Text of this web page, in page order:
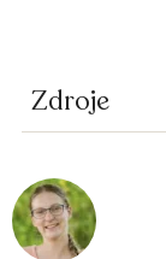
Zdroje